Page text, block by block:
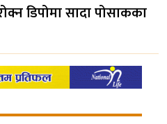
डिपोमा सादा पोसाकका